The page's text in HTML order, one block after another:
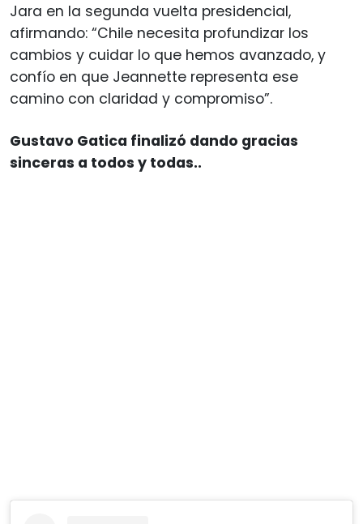
Jara en la segunda vuelta presidencial,
afirmando: “Chile necesita profundizar los
cambios y cuidar lo que hemos avanzado, y
confío en que Jeannette representa ese
camino con claridad y compromiso”.
Gustavo Gatica finalizó dando gracias
sinceras a todos y todas..